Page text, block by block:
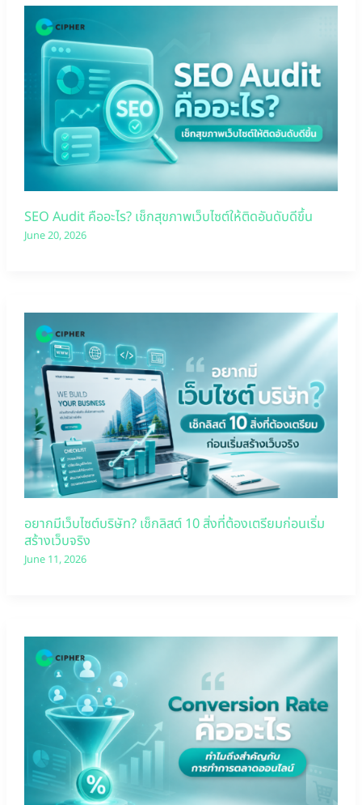
SEO Audit คืออะไร? เช็กสุขภาพเว็บไซต์ให้ติดอันดับดีขึ้น
June 20, 2026
อยากมีเว็บไซต์บริษัท? เช็กลิสต์ 10 สิ่งที่ต้องเตรียมก่อนเริ่ม
สร้างเว็บจริง
June 11, 2026